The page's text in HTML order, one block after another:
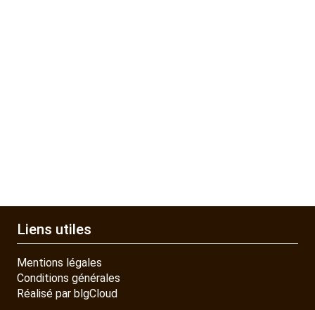
Liens utiles
Mentions légales
Conditions générales
Réalisé par blgCloud